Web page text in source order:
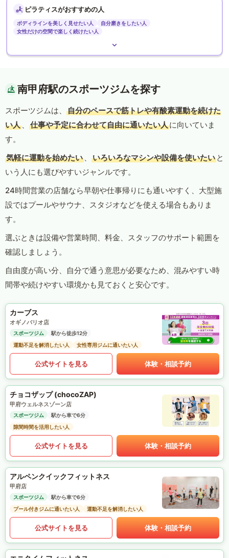
ピラティスがおすすめの人
ボディラインを美しく見せたい人
自分磨きをしたい人
女性だけの空間で楽しく続けたい人
南甲府駅のスポーツジムを探す
スポーツジムは、
自分のペースで筋トレや有酸素運動を続けた
い人 、 仕事や予定に合わせて自由に通いたい人に向いていま
す。
気軽に運動を始めたい 、 いろいろなマシンや設備を使いたい と
いう人にも選びやすいジャンルです。
24時間営業の店舗なら早朝や仕事帰りにも通いやすく、大型施
設ではプールやサウナ、スタジオなどを使える場合もありま
す。
選ぶときは設備や営業時間、料金、スタッフのサポート範囲を
確認しましょう。
自由度が高い分、自分で通う意思が必要なため、混みやすい時
間帯や続けやすい環境かも見ておくと安心です。
カーブス
オギノバリオ店
スポーツジム
駅から徒歩12分
運動不足を解消したい人
女性専用ジムに通いたい人
公式サイトを見る 体験・相談予約
チョコザップ (chocoZAP)
甲府ウェルネスゾーン店
スポーツジム
駅から車で6分
隙間時間を活用したい人
公式サイトを見る 体験・相談予約
アルペンクイックフィットネス
甲府店
スポーツジム
駅から車で6分
プール付きジムに通いたい人
運動不足を解消したい人
公式サイトを見る 体験・相談予約